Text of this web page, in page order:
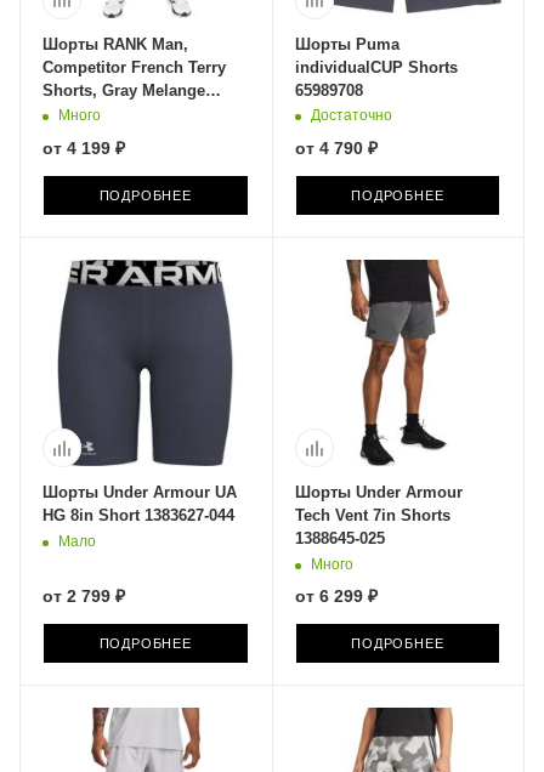
Шорты RANK Man,
Competitor French Terry
Shorts, Gray Melange
1006016-012
Много
от 4 199 ₽
ПОДРОБНЕЕ
Шорты Puma
individualCUP Shorts
65989708
Достаточно
от 4 790 ₽
ПОДРОБНЕЕ
Шорты Under Armour UA
HG 8in Short 1383627-044
Мало
от 2 799 ₽
ПОДРОБНЕЕ
Шорты Under Armour
Tech Vent 7in Shorts
1388645-025
Много
от 6 299 ₽
ПОДРОБНЕЕ